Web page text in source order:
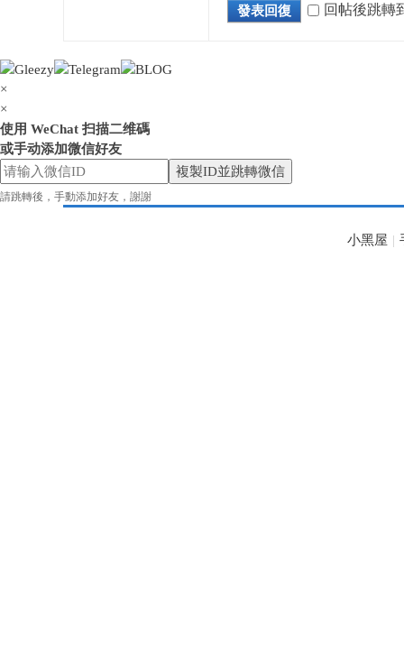
奈
發表回復 回帖後跳轉
×
×
使用 WeChat 扫描二维碼
或手动添加微信好友
複製ID並跳轉微信
請跳轉後，手動添加好友，謝謝
小黑屋 |